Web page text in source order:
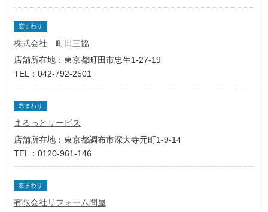
窓まわり
株式会社 町田三協
店舗所在地：東京都町田市忠生1-27-19
TEL：042-792-2501
窓まわり
まるっとサービス
店舗所在地：東京都調布市深大寺元町1-9-14
TEL：0120-961-146
窓まわり
有限会社リフォーム問屋